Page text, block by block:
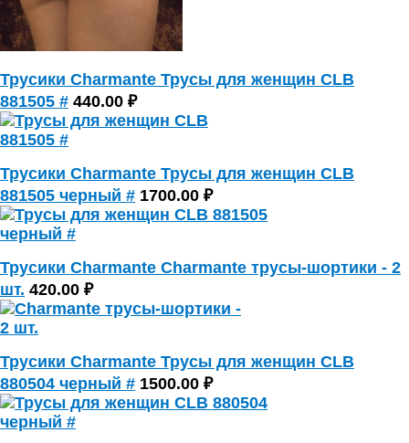
Трусики Charmante Трусы для женщин CLB
881505 # 440.00 ₽
Трусики Charmante Трусы для женщин CLB
881505 черный # 1700.00 ₽
Трусики Charmante Charmante трусы-шортики - 2
шт. 420.00 ₽
Трусики Charmante Трусы для женщин CLB
880504 черный # 1500.00 ₽